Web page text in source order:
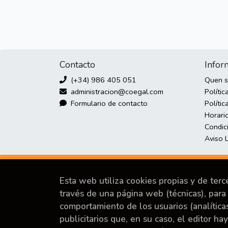
Contacto
(+34) 986 405 051
administracion@coegal.com
Formulario de contacto
Quen
Aviso
Esta web utiliza cookies propias y de
través de una página web (técnicas),
comportamiento de los usuarios
publicitarios que, en su caso, el editor